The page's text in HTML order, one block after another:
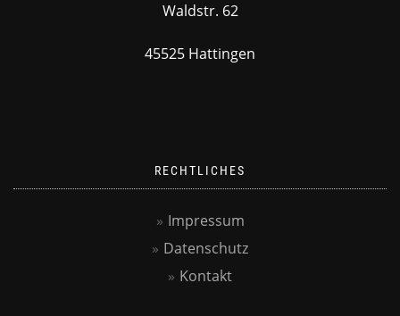
Waldstr. 62
45525 Hattingen
RECHTLICHES
Impressum
Datenschutz
Kontakt